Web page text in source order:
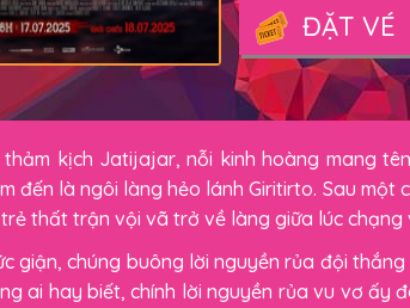
ĐẶT VÉ
thảm kịch Jatijajar, nỗi kinh hoàng mang
đến là ngôi làng hẻo lánh Giritirto. Sau một
thất trận vội vã trở về làng giữa lúc chạng
giận, chúng buông lời nguyền rủa đội
ai hay biết, chính lời nguyền rủa vu vơ ấy